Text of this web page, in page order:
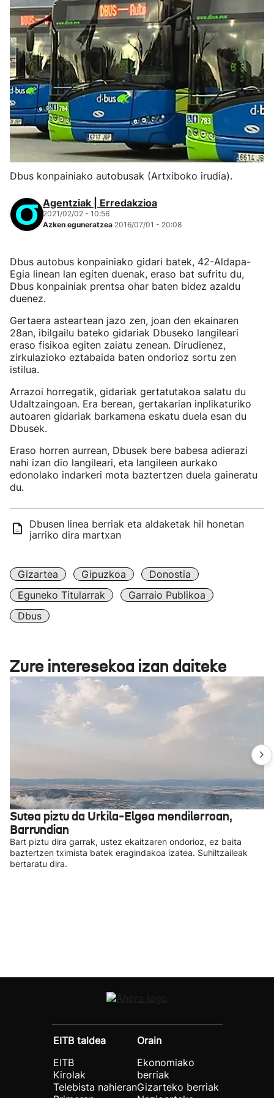
Dbus konpainiako autobusak (Artxiboko irudia).
Agentziak | Erredakzioa
2021/02/02 - 10:56
Azken eguneratzea 2016/07/01 - 20:08
Dbus autobus konpainiako gidari batek, 42-Aldapa-
Egia linean lan egiten duenak, eraso bat sufritu du,
Dbus konpainiak prentsa ohar baten bidez azaldu
duenez.
Gertaera asteartean jazo zen, joan den ekainaren
28an, ibilgailu bateko gidariak Dbuseko langileari
eraso fisikoa egiten zaiatu zenean. Dirudienez,
zirkulazioko eztabaida baten ondorioz sortu zen
istilua.
Arrazoi horregatik, gidariak gertatutakoa salatu du
Udaltzaingoan. Era berean, gertakarian inplikaturiko
autoaren gidariak barkamena eskatu duela esan du
Dbusek.
Eraso horren aurrean, Dbusek bere babesa adierazi
nahi izan dio langileari, eta langileen aurkako
edonolako indarkeri mota baztertzen duela gaineratu
du.
Dbusen linea berriak eta aldaketak hil honetan
jarriko dira martxan
Gizartea Gipuzkoa
Donostia
Eguneko Titularrak
Garraio Publikoa
Dbus
Zure interesekoa izan daiteke
Sutea piztu da Urkila-Elgea mendilerroan,
Barrundian
Bart piztu dira garrak, ustez ekaitzaren ondorioz, ez baita
baztertzen tximista batek eragindakoa izatea. Suhiltzaileak
bertaratu dira.
EITB taldea
EITB
Kirolak
Telebista nahieran
Orain
Ekonomiako
berriak
Gizarteko berriak